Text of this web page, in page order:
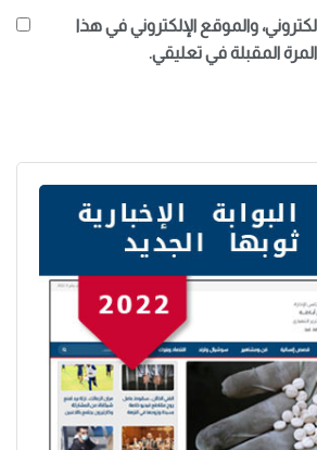
والموقع الإلكتروني في هذا
المقبلة في تعليقي.